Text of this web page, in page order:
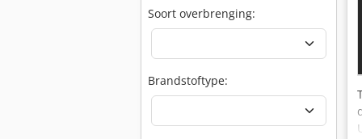
Soort overbrenging:
Brandstoftype: